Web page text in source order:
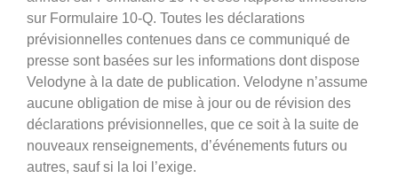
sur Formulaire 10-Q. Toutes les déclarations
prévisionnelles contenues dans ce communiqué de
presse sont basées sur les informations dont dispose
Velodyne à la date de publication. Velodyne n’assume
aucune obligation de mise à jour ou de révision des
déclarations prévisionnelles, que ce soit à la suite de
nouveaux renseignements, d’événements futurs ou
autres, sauf si la loi l’exige.